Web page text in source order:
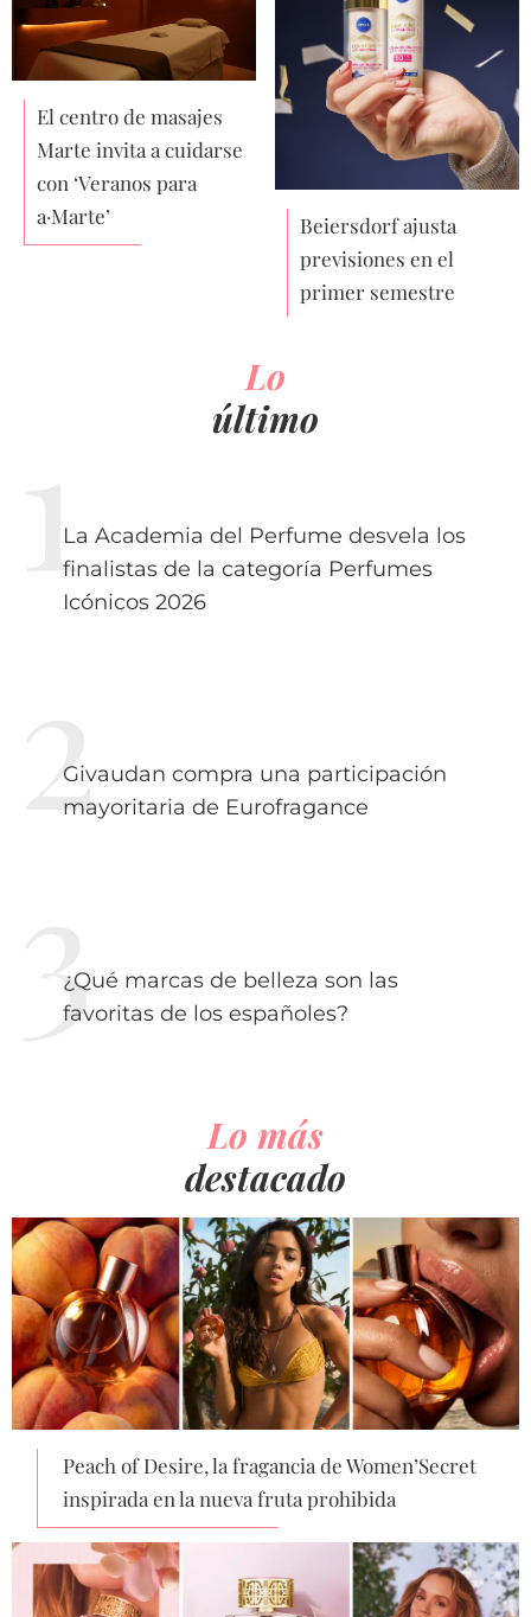
El centro de masajes
Marte invita a cuidarse
con ‘Veranos para
a·Marte’
Beiersdorf ajusta
previsiones en el
primer semestre
Lo
último
La Academia del Perfume desvela los
finalistas de la categoría Perfumes
Icónicos 2026
Givaudan compra una participación
mayoritaria de Eurofragance
¿Qué marcas de belleza son las
favoritas de los españoles?
Lo más
destacado
Peach of Desire, la fragancia de Women’Secret
inspirada en la nueva fruta prohibida